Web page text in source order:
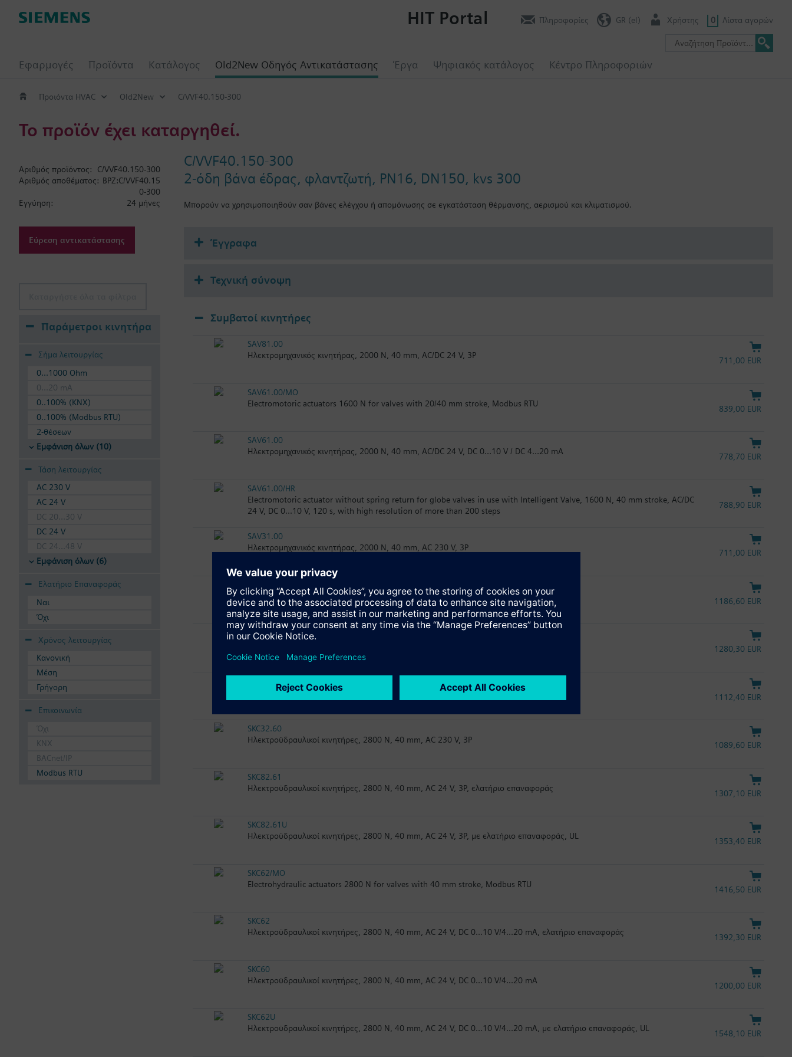
Εφαρμογές Προϊόντα Κατάλογος Old2New Οδηγός Αντικατάστασης Έργα Ψηφιακός κατάλογος Κέντρο Πληροφοριών
HIT Portal Πληροφορίες GR (el) Χρήστης 0 Λίστα αγορών
Προιόντα HVAC Old2New C/VVF40.150-300
Το προϊόν έχει καταργηθεί.
C/VVF40.150-300
2-όδη βάνα έδρας, φλαντζωτή, PN16, DN150, kvs 300
Μπορούν να χρησιμοποιηθούν σαν βάνες ελέγχου ή απομόνωσης σε εγκατάσταση θέρμανσης, αερισμού και κλιματισμού.
Αριθμός προϊόντος:
C/VVF40.150-300
Αριθμός αποθέματος: BPZ:C/VVF40.15
0-300
Εγγύηση:
24 μήνες
Εύρεση αντικατάστασης
Παράμετροι κινητήρα
Σήμα λειτουργίας
0...1000 Ohm
0...20 mA
0..100% (KNX)
0..100% (Modbus RTU)
2-θέσεων
Εμφάνιση όλων (10)
Τάση λειτουργίας
AC 230 V
AC 24 V
DC 20...30 V
DC 24 V
DC 24...48 V
Εμφάνιση όλων (6)
Ελατήριο Επαναφοράς
Ναι
Όχι
Χρόνος λειτουργίας
Κανονική
Μέση
Γρήγορη
Επικοινωνία
Όχι
KNX
BACnet/IP
Modbus RTU
Έγγραφα
Τεχνική σύνοψη
Συμβατοί κινητήρες
SAV81.00
Ηλεκτρομηχανικός κινητήρας, 2000 N, 40 mm, AC/DC 24 V, 3P
711,00 EUR
SAV61.00/MO
Electromotoric actuators 1600 N for valves with 20/40 mm stroke, Modbus RTU
839,00 EUR
SAV61.00
Ηλεκτρομηχανικός κινητήρας, 2000 N, 40 mm, AC/DC 24 V, DC 0…10 V / DC 4…20 mA
778,70 EUR
SAV61.00/HR
Electromotoric actuator without spring return for globe valves in use with Intelligent Valve, 1600 N, 40 mm stroke, AC/DC
24 V, DC 0...10 V, 120 s, with high resolution of more than 200 steps
788,90 EUR
SAV31.00
Ηλεκτρομηχανικός κινητήρας, 2000 N, 40 mm, AC 230 V, 3P
711,00 EUR
Ηλεκτροϋδραυλικοί κινητήρες, 2800 N, 40 mm, AC 24 V, 3P, UL
1186,60 EUR
SKC32.61
1280,30 EUR
Ηλεκτροϋδραυλικοί κινητήρες, 2800 N, 40 mm, AC 24 V, 3P
1112,40 EUR
SKC32.60
Ηλεκτροϋδραυλικοί κινητήρες, 2800 N, 40 mm, AC 230 V, 3P
1089,60 EUR
SKC82.61
Ηλεκτροϋδραυλικοί κινητήρες, 2800 N, 40 mm, AC 24 V, 3P, ελατήριο επαναφοράς
1307,10 EUR
SKC82.61U
Ηλεκτροϋδραυλικοί κινητήρες, 2800 N, 40 mm, AC 24 V, 3P, με ελατήριο επαναφοράς, UL
1353,40 EUR
SKC62/MO
Electrohydraulic actuators 2800 N for valves with 40 mm stroke, Modbus RTU
1416,50 EUR
SKC62
Ηλεκτροϋδραυλικοί κινητήρες, 2800 N, 40 mm, AC 24 V, DC 0...10 V/4...20 mA, ελατήριο επαναφοράς
1392,30 EUR
SKC60
Ηλεκτροϋδραυλικοί κινητήρες, 2800 N, 40 mm, AC 24 V, DC 0...10 V/4...20 mA
1200,00 EUR
SKC62U
Ηλεκτροϋδραυλικοί κινητήρες, 2800 N, 40 mm, AC 24 V, DC 0...10 V/4...20 mA, με ελατήριο επαναφοράς, UL
1548,10 EUR